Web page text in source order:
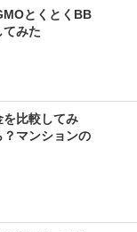
とくとくBB
てみた
を比較してみ
マンションの